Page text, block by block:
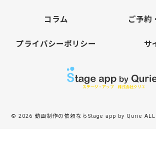
コラム ご予約
プライバシーポリシー サ
© 2026 動画制作の依頼ならStage app by Qurie ALL